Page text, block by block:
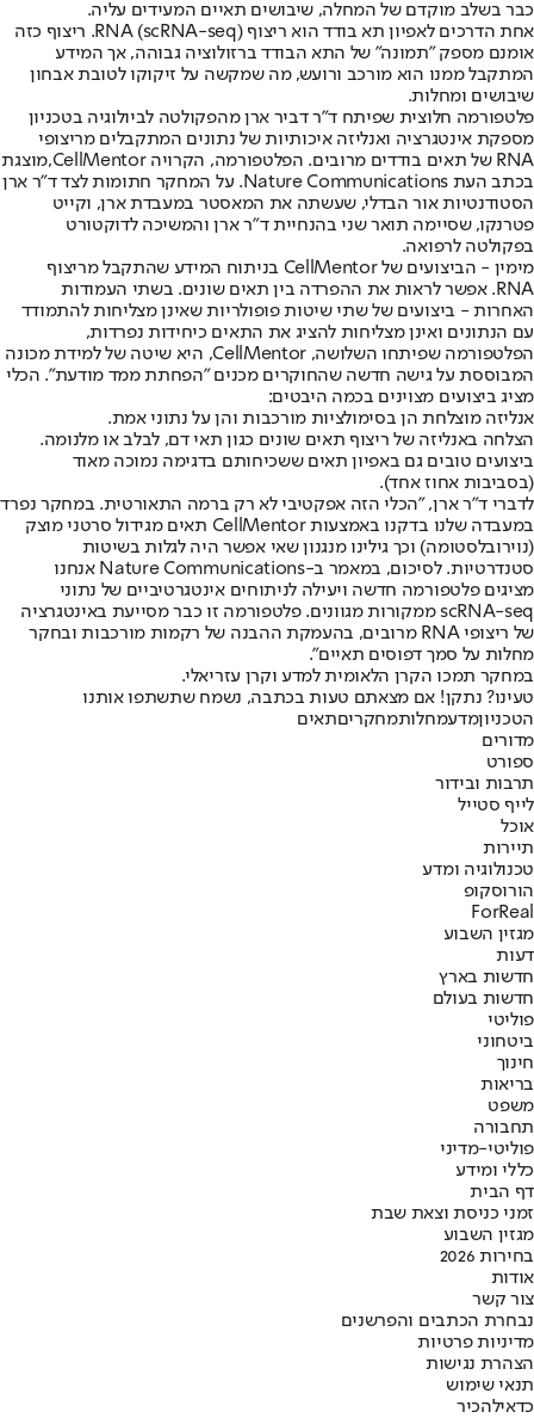
כבר בשלב מוקדם של המחלה, שיבושים תאיים המעידים עליה.
אחת הדרכים לאפיון תא בודד הוא ריצוף RNA (scRNA-seq). ריצוף כזה
אומנם מספק "תמונה" של התא הבודד ברזולוציה גבוהה, אך המידע
המתקבל ממנו הוא מורכב ורועש, מה שמקשה על זיקוקו לטובת אבחון
שיבושים ומחלות.
פלטפורמה חלוצית שפיתח ד"ר דביר ארן מהפקולטה לביולוגיה בטכניון
מספקת אינטגרציה ואנליזה איכותיות של נתונים המתקבלים מריצופי
RNA של תאים בודדים מרובים. הפלטפורמה, הקרויה CellMentor,
מוצגת
בכתב העת Nature Communications
. על המחקר חתומות לצד ד"ר ארן
הסטודנטיות אור הבדלי, שעשתה את המאסטר במעבדת ארן, וקייט
פטרנקו, שסיימה תואר שני בהנחיית ד"ר ארן והמשיכה לדוקטורט
בפקולטה לרפואה.
מימין - הביצועים של CellMentor בניתוח המידע שהתקבל מריצוף
RNA. אפשר לראות את ההפרדה בין תאים שונים. בשתי העמודות
האחרות - ביצועים של שתי שיטות פופולריות שאינן מצליחות להתמודד
עם הנתונים ואינן מצליחות להציג את התאים כיחידות נפרדות,
הפלטפורמה שפיתחו השלושה, CellMentor, היא שיטה של למידת מכונה
המבוססת על גישה חדשה שהחוקרים מכנים "הפחתת ממד מודעת". הכלי
מציג ביצועים מצוינים בכמה היבטים:
אנליזה מוצלחת הן בסימולציות מורכבות והן על נתוני אמת.
הצלחה באנליזה של ריצוף תאים שונים כגון תאי דם, לבלב או מלנומה.
ביצועים טובים גם באפיון תאים ששכיחותם בדגימה נמוכה מאוד
(בסביבות אחוז אחד).
לדברי ד"ר ארן, "הכלי הזה אפקטיבי לא רק ברמה התאורטית. במחקר נפרד
במעבדה שלנו בדקנו באמצעות CellMentor תאים מגידול סרטני מוצק
(נוירובלסטומה) וכך גילינו מנגנון שאי אפשר היה לגלות בשיטות
סטנדרטיות. לסיכום, במאמר ב-Nature Communications אנחנו
מציגים פלטפורמה חדשה ויעילה לניתוחים אינטגרטיביים של נתוני
scRNA-seq ממקורות מגוונים. פלטפורמה זו כבר מסייעת באינטגרציה
של ריצופי RNA מרובים, בהעמקת ההבנה של רקמות מורכבות ובחקר
מחלות על סמך דפוסים תאיים".
במחקר תמכו הקרן הלאומית למדע וקרן עזריאלי.
טעינו? נתקן! אם מצאתם טעות בכתבה, נשמח שתשתפו אותנו
הטכניוןמדעמחלותמחקריםתאים
מדורים
ספורט
תרבות ובידור
לייף סטייל
אוכל
תיירות
טכנולוגיה ומדע
הורוסקופ
ForReal
מגזין השבוע
דעות
חדשות בארץ
חדשות בעולם
פוליטי
ביטחוני
חינוך
בריאות
משפט
תחבורה
פוליטי-מדיני
כללי ומידע
דף הבית
זמני כניסת וצאת שבת
מגזין השבוע
בחירות 2026
אודות
צור קשר
נבחרת הכתבים והפרשנים
מדיניות פרטיות
הצהרת נגישות
תנאי שימוש
כדאילהכיר